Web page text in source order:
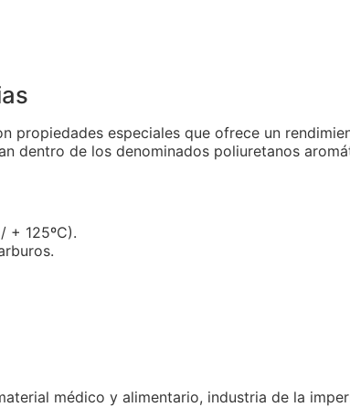
propiedades especiales que ofrece un
dentro de los denominados poliuretanos
+ 125ºC).
médico y alimentario, industria de la